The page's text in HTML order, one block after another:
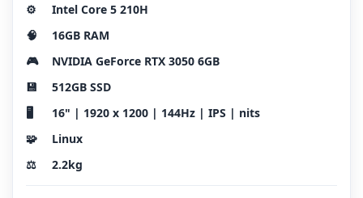
⚙️
Intel Core 5 210H
🧠
16GB RAM
🎮
NVIDIA GeForce RTX 3050 6GB
💾
512GB SSD
🖥️
16" | 1920 x 1200 | 144Hz | IPS | nits
🧩
Linux
⚖️
2.2kg